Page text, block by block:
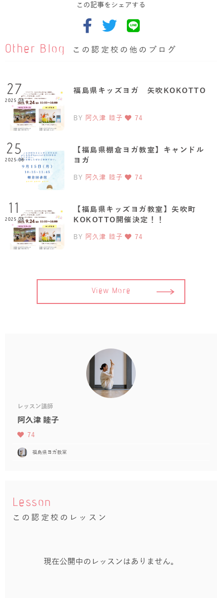
この記事をシェアする
Other Blog この認定校の他のブログ
27
2025.08
福島県キッズヨガ 矢吹KOKOTTO
BY 阿久津 睦子 74
25
2025.08
【福島県棚倉ヨガ教室】キャンドル
ヨガ
BY 阿久津 睦子 74
11
2025.08
【福島県キッズヨガ教室】矢吹町
KOKOTTO開催決定！！
BY 阿久津 睦子 74
View More
レッスン講師
阿久津 睦子
74
福島県ヨガ教室
Lesson
この認定校のレッスン
現在公開中のレッスンはありません。